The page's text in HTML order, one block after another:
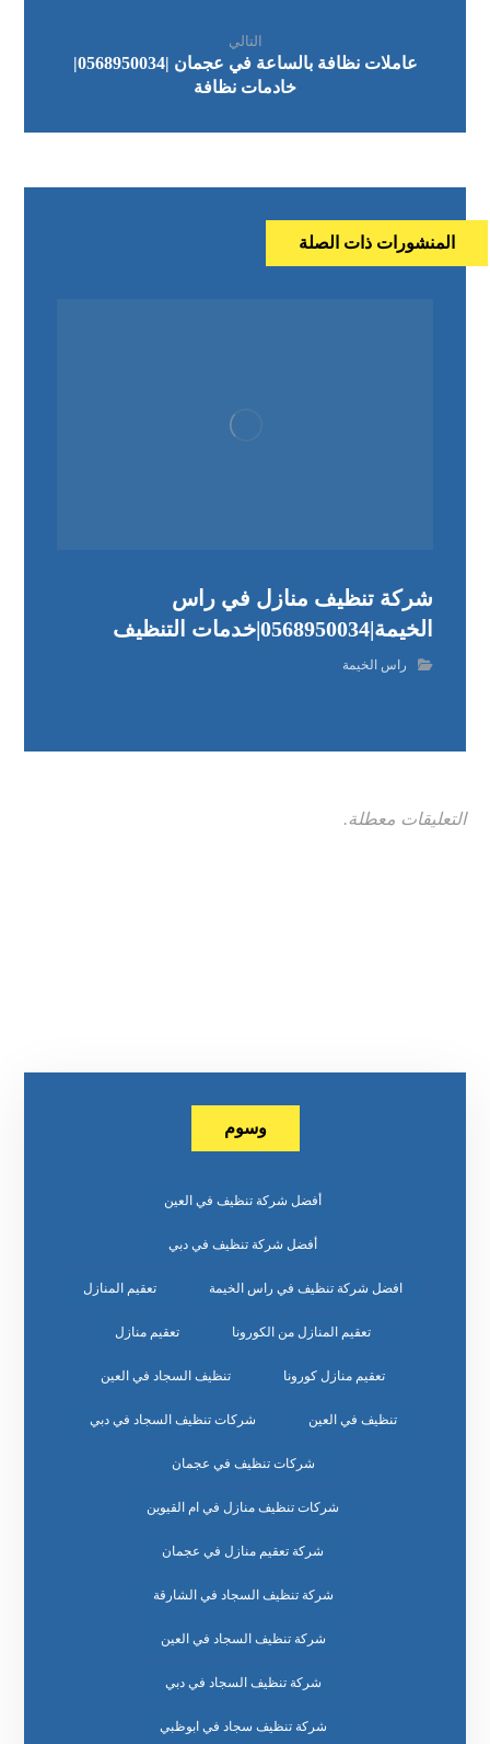
التالي
عاملات نظافة بالساعة في عجمان |0568950034|
خادمات نظافة
المنشورات ذات الصلة
شركة تنظيف منازل في راس
الخيمة|0568950034|خدمات التنظيف
راس الخيمة
التعليقات معطلة.
وسوم
أفضل شركة تنظيف في العين
أفضل شركة تنظيف في دبي
افضل شركة تنظيف في راس الخيمة تعقيم المنازل
تعقيم المنازل من الكورونا تعقيم منازل
تعقيم منازل كورونا تنظيف السجاد في العين
تنظيف في العين شركات تنظيف السجاد في دبي
شركات تنظيف في عجمان
شركات تنظيف منازل في ام القيوين
شركة تعقيم منازل في عجمان
شركة تنظيف السجاد في الشارقة
شركة تنظيف السجاد في العين
شركة تنظيف السجاد في دبي
شركة تنظيف سجاد في ابوظبي